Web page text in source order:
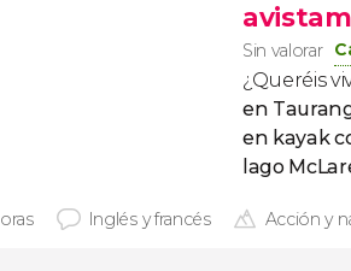
Sin valorar
¿Queréis
en
en kayak
lago
Inglés y francés Acción y